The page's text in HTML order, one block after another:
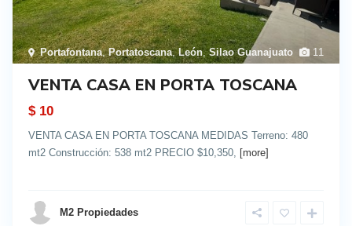
11
Portafontana,Portatoscana,León,Silao Guanajuato
VENTA CASA EN PORTA TOSCANA
$ 10
VENTA CASA EN PORTA TOSCANA MEDIDAS Terreno: 480
mt2 Construcción: 538 mt2 PRECIO $10,350, [more]
M2 Propiedades